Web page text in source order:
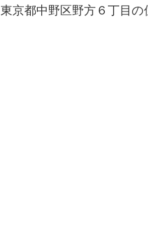
東京都中野区野方６丁目の